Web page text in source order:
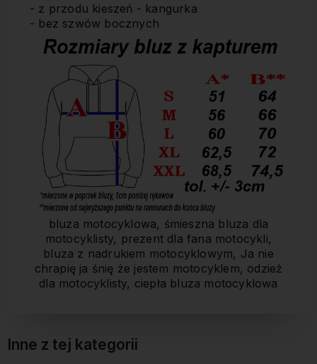
- z przodu kieszeń - kangurka
- bez szwów bocznych
bluza motocyklowa, śmieszna bluza dla
motocyklisty, prezent dla fana motocykli,
bluza z nadrukiem motocyklowym, Ja nie
chrapię ja śnię że jestem motocyklem, odzież
dla motocyklisty, ciepła bluza motocyklowa
Inne z tej kategorii